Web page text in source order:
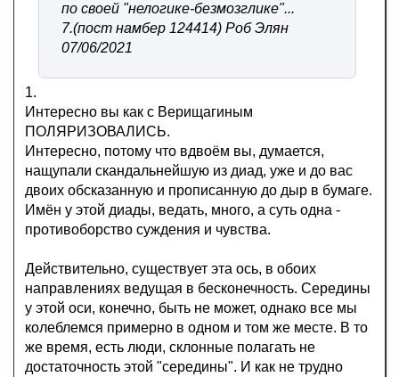
по своей "нелогике-безмозглике"...
7.(пост намбер 124414) Роб Элян
07/06/2021
1.
Интересно вы как с Верищагиным
ПОЛЯРИЗОВАЛИСЬ.
Интересно, потому что вдвоём вы, думается,
нащупали скандальнейшую из диад, уже и до вас
двоих обсказанную и прописанную до дыр в бумаге.
Имён у этой диады, ведать, много, а суть одна -
противоборство суждения и чувства.
Действительно, существует эта ось, в обоих
направлениях ведущая в бесконечность. Середины
у этой оси, конечно, быть не может, однако все мы
колеблемся примерно в одном и том же месте. В то
же время, есть люди, склонные полагать не
достаточность этой "середины". И как не трудно